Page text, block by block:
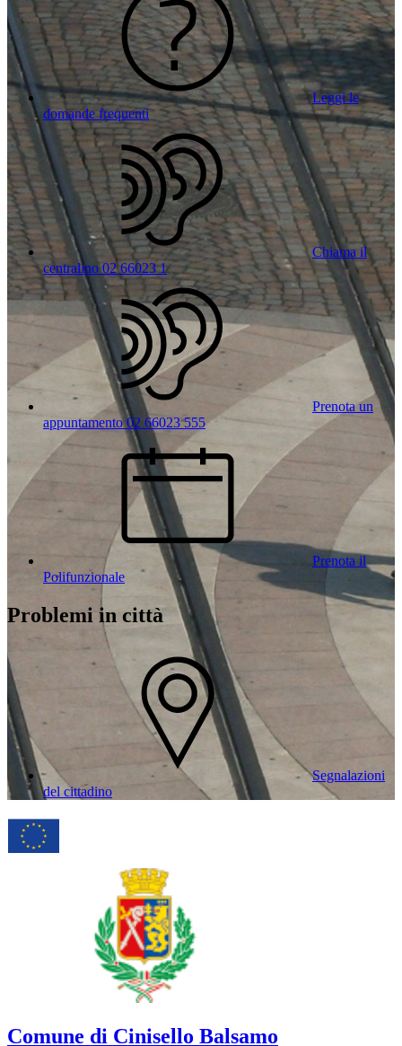
Leggi le
domande frequenti
Chiama il
centralino 02 66023 1
Prenota un
appuntamento 02 66023 555
Prenota il
Polifunzionale
Problemi in città
Segnalazioni
del cittadino
Comune di Cinisello Balsamo